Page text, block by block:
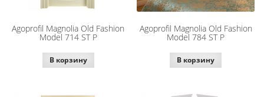
Agoprofil Magnolia Old Fashion
Model 714 ST P
В корзину
Agoprofil Magnolia Old Fashion
Model 784 ST P
В корзину